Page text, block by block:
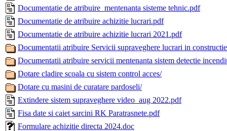
Documentatie de atribuire_mentenanta sisteme tehnic.pdf
Documentatie de atribuire achizitie lucrari.pdf
Documentatie de atribuire achizitie lucrari 2021.pdf
Documentatii atribuire Servicii supraveghere lucrari in
Documentatii atribuire servicii mentenanta sistem detectie
Dotare cladire scoala cu sistem control acces/
Dotare cu masini de curatare pardoseli/
Extindere sistem supraveghere video_aug 2022.pdf
Fisa date si caiet sarcini RK Paratrasnete.pdf
Formulare achizitie directa 2024.doc